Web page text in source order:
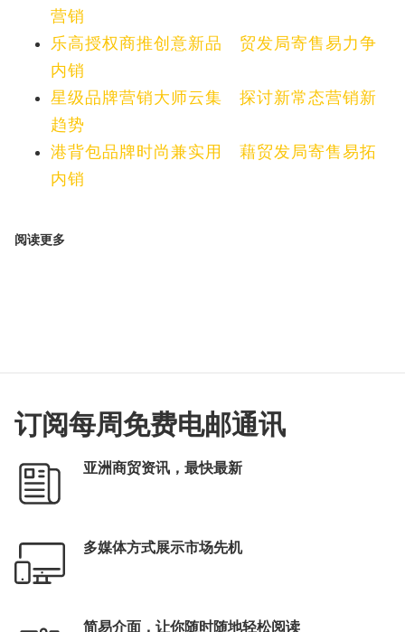
营销
乐高授权商推创意新品 贸发局寄售易力争
内销
星级品牌营销大师云集 探讨新常态营销新
趋势
港背包品牌时尚兼实用 藉贸发局寄售易拓
内销
阅读更多
订阅每周免费电邮通讯
亚洲商贸资讯，最快最新
多媒体方式展示市场先机
简易介面，让你随时随地轻松阅读